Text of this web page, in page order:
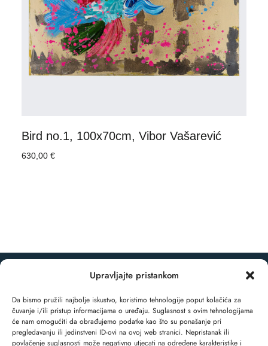
Upravljajte pristankom
Da bismo pružili najbolje iskustvo, koristimo tehnologije poput kolačića za
čuvanje i/ili pristup informacijama o uređaju. Suglasnost s ovim tehnologijama
će nam omogućiti da obrađujemo podatke kao što su ponašanje pri
pregledavanju ili jedinstveni ID-ovi na ovoj web stranici. Nepristanak ili
povlačenje suglasnosti može negativno utjecati na određene karakteristike i
Bird no.1, 100x70cm, Vibor Vašarević
630,00 €